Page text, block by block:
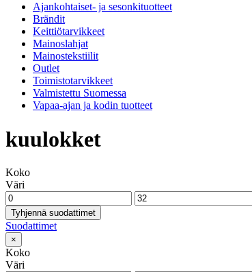
Ajankohtaiset- ja sesonkituotteet
Brändit
Keittiötarvikkeet
Mainoslahjat
Mainostekstiilit
Outlet
Toimistotarvikkeet
Valmistettu Suomessa
Vapaa-ajan ja kodin tuotteet
kuulokket
Koko
Väri
Tyhjennä suodattimet
Suodattimet
×
Koko
Väri